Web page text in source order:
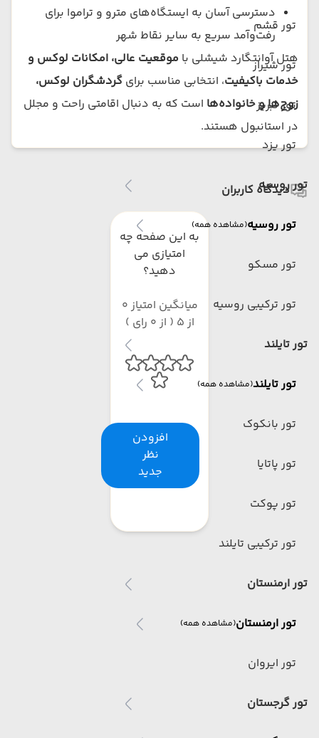
تور قشم
تور شیراز
تور تبریز
تور یزد
تور روسیه
تور روسیه(مشاهده همه)
تور مسکو
تور ترکیبی روسیه
تور تایلند
تور تایلند(مشاهده همه)
تور بانکوک
تور پاتایا
تور پوکت
تور ترکیبی تایلند
تور ارمنستان
تور ارمنستان(مشاهده همه)
تور ایروان
تور گرجستان
دسترسی آسان به ایستگاه‌های مترو و تراموا برای
رفت‌وآمد سریع به سایر نقاط شهر
هتل آوانتگارد شیشلی با موقعیت عالی، امکانات لوکس و
خدمات باکیفیت، انتخابی مناسب برای گردشگران لوکس،
زوج‌ها و خانواده‌ها است که به دنبال اقامتی راحت و مجلل
در استانبول هستند.
دیدگاه کاربران
به این صفحه چه
امتیازی می
دهید؟
میانگین امتیاز 0
از 5 ( از 0 رای )
افزودن
نظر
جدید